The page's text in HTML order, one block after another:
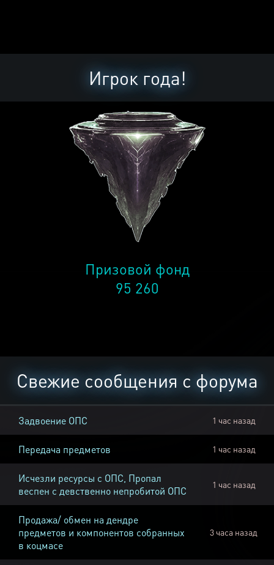
Игрок года!
Призовой фонд
95 260
Свежие сообщения с форума
Задвоение ОПС 1 час назад
Передача предметов 1 час назад
Исчезли ресурсы с ОПС, Пропал
веспен с девственно непробитой ОПС
1 час назад
Продажа/ обмен на дендре
предметов и компонентов собранных
в коцмасе
3 часа назад